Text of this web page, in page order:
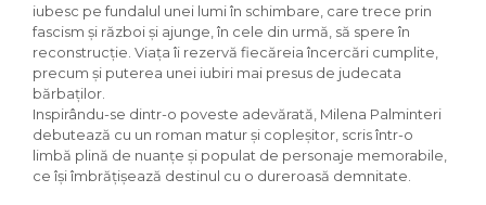
iubesc pe fundalul unei lumi în schimbare, care trece prin
fascism și război și ajunge, în cele din urmă, să spere în
reconstrucție. Viața îi rezervă fiecăreia încercări cumplite,
precum și puterea unei iubiri mai presus de judecata
bărbaților.
Inspirându-se dintr-o poveste adevărată, Milena Palminteri
debutează cu un roman matur și copleșitor, scris într-o
limbă plină de nuanțe și populat de personaje memorabile,
ce își îmbrățișează destinul cu o dureroasă demnitate.